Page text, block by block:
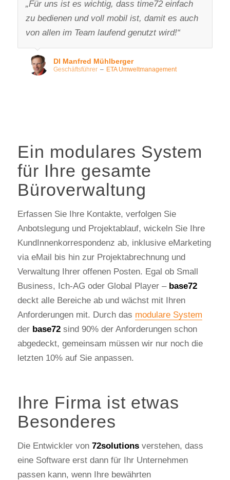
„Für uns ist es wichtig, dass time72 einfach
zu bedienen und voll mobil ist, damit es auch
von allen im Team laufend genutzt wird!“
DI Manfred Mühlberger
Geschäftsführer – ETA Umweltmanagement
Ein modulares System
für Ihre gesamte
Büroverwaltung
Erfassen Sie Ihre Kontakte, verfolgen Sie
Anbotslegung und Projektablauf, wickeln Sie Ihre
KundInnenkorrespondenz ab, inklusive eMarketing
via eMail bis hin zur Projektabrechnung und
Verwaltung Ihrer offenen Posten. Egal ob Small
Business, Ich-AG oder Global Player – base72
deckt alle Bereiche ab und wächst mit Ihren
Anforderungen mit. Durch das modulare System
der base72sind 90% der Anforderungen schon
abgedeckt, gemeinsam müssen wir nur noch die
letzten 10% auf Sie anpassen.
Ihre Firma ist etwas
Besonderes
Die Entwickler von 72solutionsverstehen, dass
eine Software erst dann für Ihr Unternehmen
passen kann, wenn Ihre bewährten